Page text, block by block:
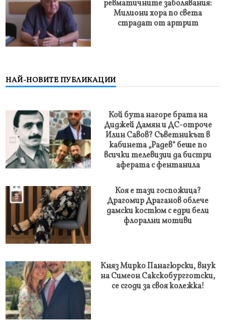
ревматичните заболявания:
Милиони хора по света
страдат от артрит
НАЙ-НОВИТЕ ПУБЛИКАЦИИ
Кой бута нагоре брата на
Диджей Дамян и ДС-отроче
Илин Савов? Съветникът в
кабинета „Радев“ беше по
всички телевизии да бистри
аферата с фентанила
Коя е тази госпожица?
Драгомир Драганов облече
дамски костюм с едри бели
флорални мотиви
Княз Мирко Панагюрски, внук
на Симеон Сакскобургготски,
се сгоди за своя колежка!